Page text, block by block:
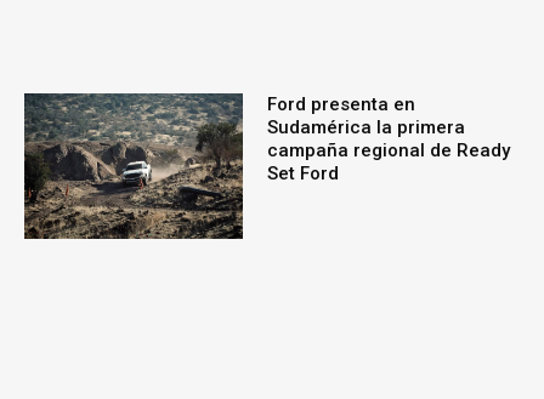
Ford presenta en
Sudamérica la primera
campaña regional de Ready
Set Ford